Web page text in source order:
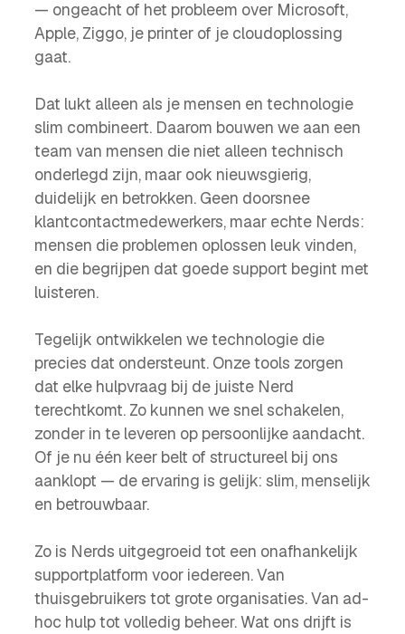
— ongeacht of het probleem over Microsoft,
Apple, Ziggo, je printer of je cloudoplossing
gaat.
Dat lukt alleen als je mensen en technologie
slim combineert. Daarom bouwen we aan een
team van mensen die niet alleen technisch
onderlegd zijn, maar ook nieuwsgierig,
duidelijk en betrokken. Geen doorsnee
klantcontactmedewerkers, maar echte Nerds:
mensen die problemen oplossen leuk vinden,
en die begrijpen dat goede support begint met
luisteren.
Tegelijk ontwikkelen we technologie die
precies dat ondersteunt. Onze tools zorgen
dat elke hulpvraag bij de juiste Nerd
terechtkomt. Zo kunnen we snel schakelen,
zonder in te leveren op persoonlijke aandacht.
Of je nu één keer belt of structureel bij ons
aanklopt — de ervaring is gelijk: slim, menselijk
en betrouwbaar.
Zo is Nerds uitgegroeid tot een onafhankelijk
supportplatform voor iedereen. Van
thuisgebruikers tot grote organisaties. Van ad-
hoc hulp tot volledig beheer. Wat ons drijft is